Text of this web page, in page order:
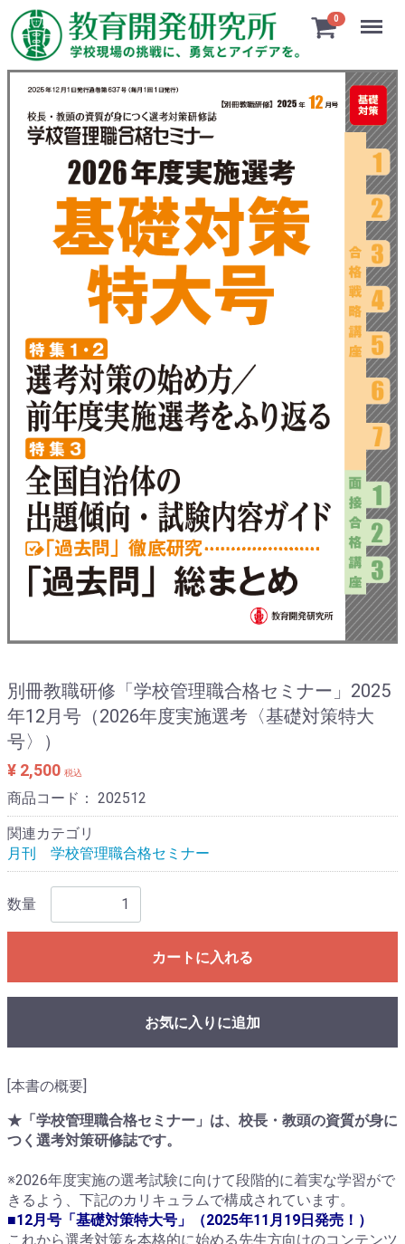
0 Menu
別冊教職研修「学校管理職合格セミナー」2025
年12月号（2026年度実施選考〈基礎対策特大
号〉）
¥ 2,500 税込
商品コード： 202512
関連カテゴリ
月刊 学校管理職合格セミナー
数量
カートに入れる
お気に入りに追加
[本書の概要]
★「学校管理職合格セミナー」は、校長・教頭の資質が身に
つく選考対策研修誌です。
※2026年度実施の選考試験に向けて段階的に着実な学習がで
きるよう、下記のカリキュラムで構成されています。
■12月号「基礎対策特大号」（2025年11月19日発売！）
これから選考対策を本格的に始める先生方向けのコンテンツ